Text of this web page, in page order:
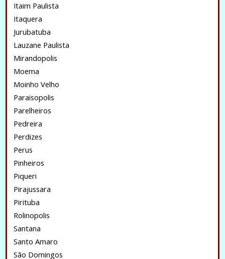
Itaim Paulista
Itaquera
Jurubatuba
Lauzane Paulista
Mirandopolis
Moema
Moinho Velho
Paraisopolis
Parelheiros
Pedreira
Perdizes
Perus
Pinheiros
Piqueri
Pirajussara
Pirituba
Rolinopolis
Santana
Santo Amaro
São Domingos